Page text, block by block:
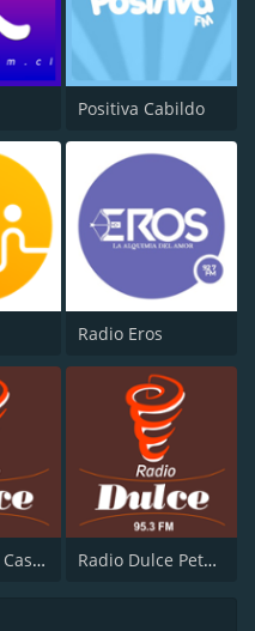
Positiva Cabildo
Radio Eros
Radio Dulce Casablanca Radio Dulce Petorca